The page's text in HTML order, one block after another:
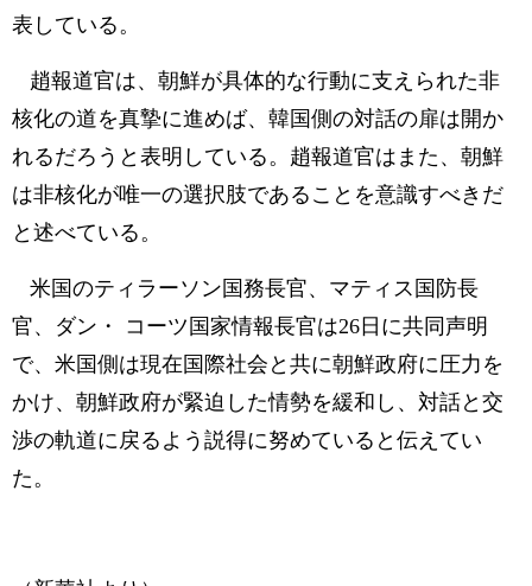
表している。
趙報道官は、朝鮮が具体的な行動に支えられた非
核化の道を真摯に進めば、韓国側の対話の扉は開か
れるだろうと表明している。趙報道官はまた、朝鮮
は非核化が唯一の選択肢であることを意識すべきだ
と述べている。
米国のティラーソン国務長官、マティス国防長
官、ダン・ コーツ国家情報長官は26日に共同声明
で、米国側は現在国際社会と共に朝鮮政府に圧力を
かけ、朝鮮政府が緊迫した情勢を緩和し、対話と交
渉の軌道に戻るよう説得に努めていると伝えてい
た。